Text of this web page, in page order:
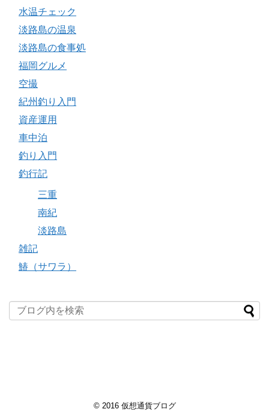
水温チェック
淡路島の温泉
淡路島の食事処
福岡グルメ
空撮
紀州釣り入門
資産運用
車中泊
釣り入門
釣行記
三重
南紀
淡路島
雑記
鰆（サワラ）
© 2016 仮想通貨ブログ